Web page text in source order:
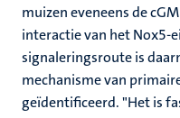
muizen eveneens de
interactie van het Nox5-
signaleringsroute is
mechanisme van
geïdentificeerd. "Het is